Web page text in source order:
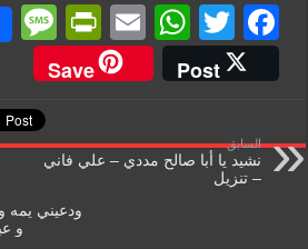
F
a
c
e
b
o
T
wi
tt
W
h
at
A
E
m
ail
Pr
in
tF
ri
e
n
M
a
e
Post
Save
السابق
نشيد يا أبا صالح مددي – علي فاني
– تنزيل
ودعيني يمه
و